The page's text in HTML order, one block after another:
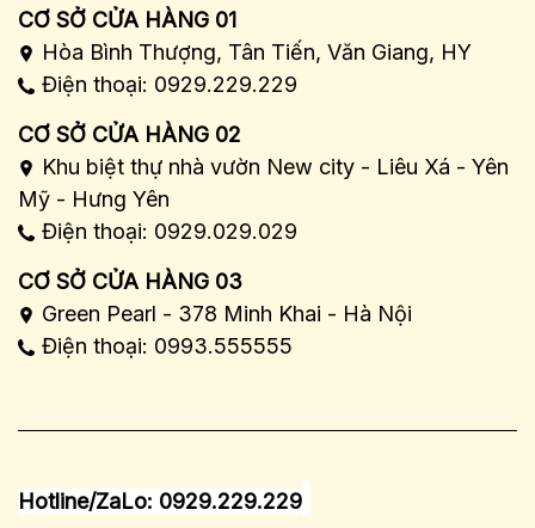
CƠ SỞ CỬA HÀNG 01
Hòa Bình Thượng, Tân Tiến, Văn Giang, HY
Điện thoại: 0929.229.229
CƠ SỞ CỬA HÀNG 02
Khu biệt thự nhà vườn New city - Liêu Xá - Yên
Mỹ - Hưng Yên
Điện thoại: 0929.029.029
CƠ SỞ CỬA HÀNG 03
Green Pearl - 378 Minh Khai - Hà Nội
Điện thoại: 0993.555555
Hotline/ZaLo: 0929.229.229